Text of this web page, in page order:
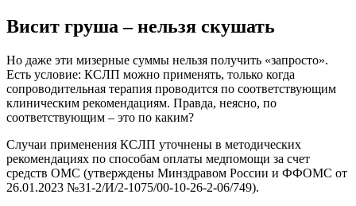
Висит груша – нельзя скушать
Но даже эти мизерные суммы нельзя получить «запросто».
Есть условие: КСЛП можно применять, только когда
сопроводительная терапия проводится по соответствующим
клиническим рекомендациям. Правда, неясно, по
соответствующим – это по каким?
Случаи применения КСЛП уточнены в методических
рекомендациях по способам оплаты медпомощи за счет
средств ОМС (утверждены Минздравом России и ФФОМС от
26.01.2023 №31-2/И/2-1075/00-10-26-2-06/749).